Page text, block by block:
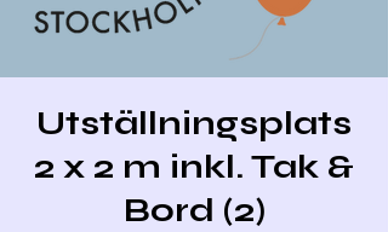
Utställningsplats
2 x 2 m inkl. Tak &
Bord (2)